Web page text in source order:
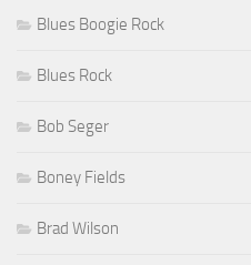
Blues Boogie Rock
Blues Rock
Bob Seger
Boney Fields
Brad Wilson